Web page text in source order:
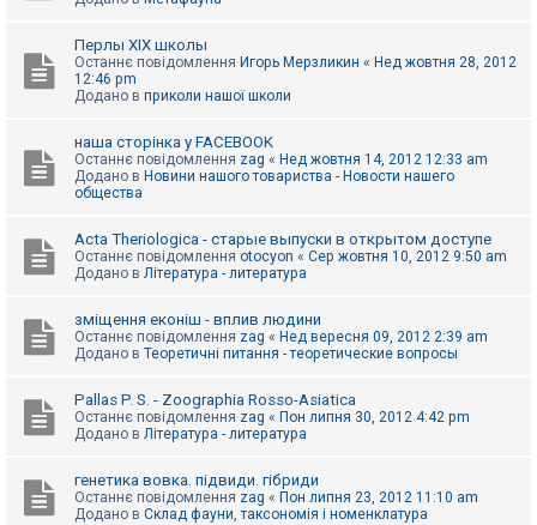
Перлы ХІХ школы
Останнє повідомлення Игорь Мерзликин « Нед жовтня 28, 2012
12:46 pm
Додано в приколи нашої школи
наша сторінка у FACEBOOK
Останнє повідомлення zag « Нед жовтня 14, 2012 12:33 am
Додано в Новини нашого товариства - Новости нашего
общества
Acta Theriologica - старые выпуски в открытом доступе
Останнє повідомлення otocyon « Сер жовтня 10, 2012 9:50 am
Додано в Література - литература
зміщення еконіш - вплив людини
Останнє повідомлення zag « Нед вересня 09, 2012 2:39 am
Додано в Теоретичні питання - теоретические вопросы
Pallas P. S. - Zoographia Rosso-Asiatica
Останнє повідомлення zag « Пон липня 30, 2012 4:42 pm
Додано в Література - литература
генетика вовка. підвиди. гібриди
Останнє повідомлення zag « Пон липня 23, 2012 11:10 am
Додано в Склад фауни, таксономія і номенклатура